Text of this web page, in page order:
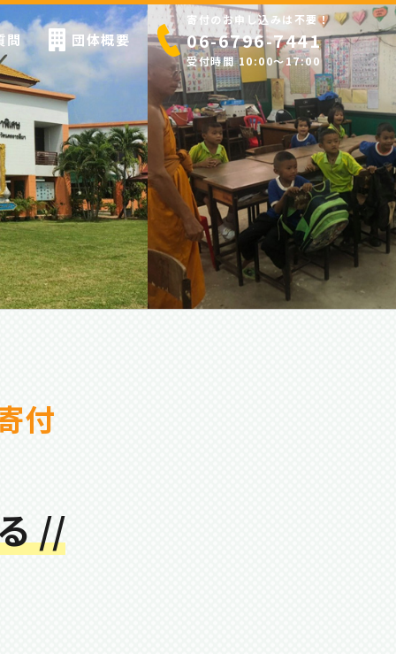
問 団体概要
寄付のお申し込みは不要！
06-6796-7441
受付時間 10:00〜17:00
付
//